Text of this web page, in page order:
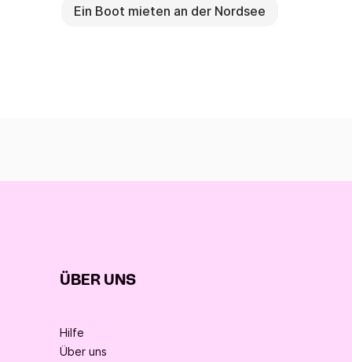
Ein Boot mieten an der Nordsee
ÜBER UNS
Hilfe
Über uns